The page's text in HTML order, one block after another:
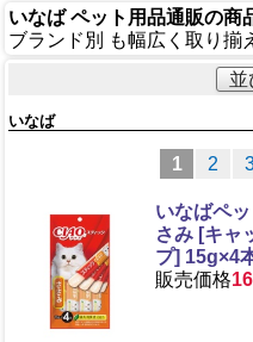
いなば ペット用品通販の商
ブランド別 も幅広く取り揃
並
いなば
1 2
いなばペ
さみ [キャ
プ] 15g×4
販売価格